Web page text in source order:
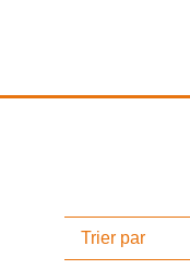
Trier par